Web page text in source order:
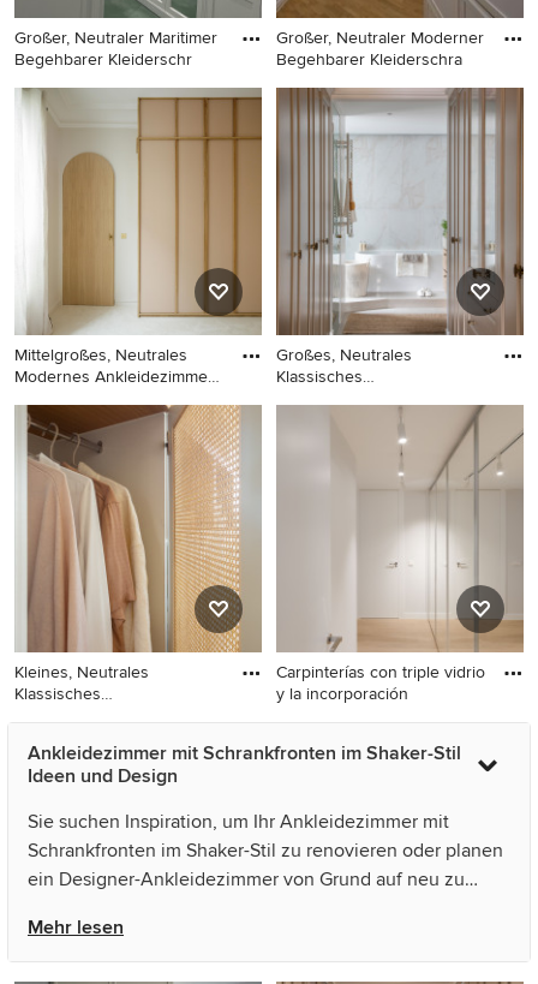
Großer, Neutraler Maritimer
Begehbarer Kleiderschr
Großer, Neutraler Maritimer
Begehbarer Kleiderschrank
mit Schrankfronten im
Shaker-Stil, weißen
Großer, Neutraler Moderner
Begehbarer Kleiderschra
Großer, Neutraler Moderner
Begehbarer Kleiderschrank
mit Schrankfronten im
Shaker-Stil, weißen
Schränken und hellem
Holzboden in Rom
Mittelgroßes, Neutrales
Modernes Ankleidezimmer
Mittelgroßes, Neutrales
Modernes Ankleidezimmer
mit Ankleidebereich,
Schrankfronten im Shaker-
Stil, hellbraunen
Holzschränken,
Teppichboden und beigem
Boden in Paris
Großes, Neutrales
Klassisches
Großes, Neutrales
Klassisches Ankleidezimmer
mit Einbauschrank,
Schrankfronten im Shaker-
Stil, beigen Schränken,
braunem Boden in Barcelona
Kleines, Neutrales
Klassisches
Kleines, Neutrales
Klassisches Ankleidezimmer
mit Einbauschrank,
Stil und hellen
Holzschränken in Madrid
Carpinterías con triple vidrio
y la incorporación
Mittelgroßer, Neutraler
Moderner Begehbarer
Stil, braunem Holzboden und
braunem Boden in Madrid
Ankleidezimmer mit Schrankfronten im Shaker-Stil
Ideen und Design
Sie suchen Inspiration, um Ihr Ankleidezimmer mit
Schrankfronten im Shaker-Stil zu renovieren oder planen
ein Designer-Ankleidezimmer von Grund auf neu zu
Inneneinrichter und Architekten dieses Landes, unter
anderem von Inside Rénovation & Décoration d'intérieurs
Mehr lesen